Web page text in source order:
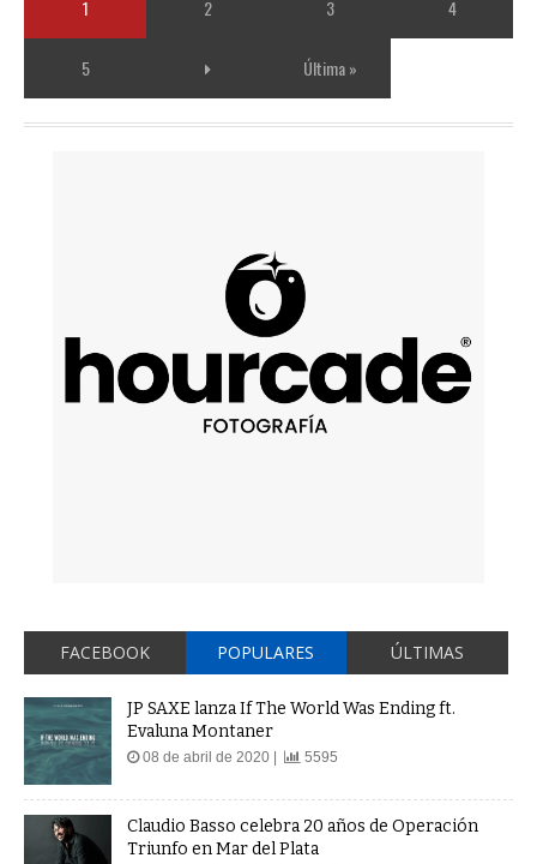
1 2 3 4
5 Última »
FACEBOOK POPULARES ÚLTIMAS
JP SAXE lanza If The World Was Ending ft.
Evaluna Montaner
08 de abril de 2020 | 5595
Claudio Basso celebra 20 años de Operación
Triunfo en Mar del Plata